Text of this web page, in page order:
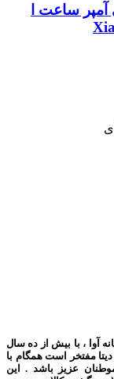
ظرفیت 20000 میلی آمپر ساعت ا
آوا ، با بیش از ده سال
مفتخر است همگام با
عزیز باشد . این